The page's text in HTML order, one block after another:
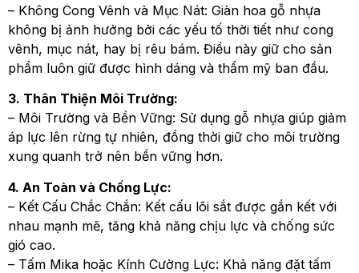
– Không Cong Vênh và Mục Nát: Giàn hoa gỗ nhựa
không bị ảnh hưởng bởi các yếu tố thời tiết như cong
vênh, mục nát, hay bị rêu bám. Điều này giữ cho sản
phẩm luôn giữ được hình dáng và thẩm mỹ ban đầu.
3. Thân Thiện Môi Trường:
– Môi Trường và Bền Vững: Sử dụng gỗ nhựa giúp giảm
áp lực lên rừng tự nhiên, đồng thời giữ cho môi trường
xung quanh trở nên bền vững hơn.
4. An Toàn và Chống Lực:
– Kết Cấu Chắc Chắn: Kết cấu lõi sắt được gắn kết với
nhau mạnh mẽ, tăng khả năng chịu lực và chống sức
gió cao.
– Tấm Mika hoặc Kính Cường Lực: Khả năng đặt tấm